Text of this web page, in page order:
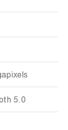
5.0